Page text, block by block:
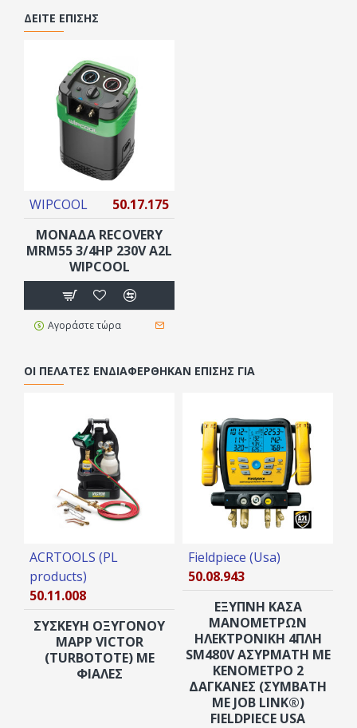
ΔΕΊΤΕ ΕΠΊΣΗΣ
WIPCOOL
50.17.175
ΜΟΝΑΔΑ RECOVERY
MRM55 3/4HP 230V A2L
WIPCOOL
Αγοράστε τώρα
ΟΙ ΠΕΛΆΤΕΣ ΕΝΔΙΑΦΈΡΘΗΚΑΝ ΕΠΊΣΗΣ ΓΙΑ
ACRTOOLS (PL
products)
50.11.008
ΣΥΣΚΕΥΉ ΟΞΥΓΌΝΟΥ
MAPP VICTOR
(TURBOΤΟΤΕ) ΜΕ
ΦΙΑΛΕΣ
Fieldpiece (Usa)
50.08.943
ΕΞΥΠΝΗ ΚΑΣΑ
ΜΑΝΟΜΕΤΡΩΝ
ΗΛΕΚΤΡΟΝΙΚΗ 4ΠΛΗ
SM480V ΑΣΥΡΜΑΤΗ ΜΕ
ΚΕΝΟΜΕΤΡΟ 2
ΔΑΓΚΆΝΕΣ (ΣΥΜΒΑΤΉ
ΜΕ JOB LINK®)
FIELDPIECE USA